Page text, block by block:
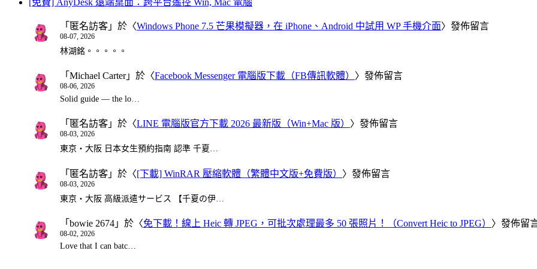
「 匿名訪客 」於〈Windows Phone 7.5 芒果模擬器，在 iPhone、Android 中試用 WP 手機介面〉發佈留言
08-07, 2026
林湖銘。。。。。
「 Michael Carter」於〈Facebook Messenger 電腦版下載（FB傳訊軟體） 〉發佈留言
08-06, 2026
Solid guide — the lo…
「 匿名訪客 」於〈LINE 電腦版官方下載 2026 最新版（Win+Mac 版） 〉發佈留言
08-03, 2026
東京・大阪 日本女生預約指南 認準 千夏…
「 匿名訪客 」於〈[下載] WinRAR 壓縮軟體（繁體中文版+免費版） 〉發佈留言
08-03, 2026
東京・大阪 高級派遣サービス 【千夏の伊…
「 bowie 2674 」於〈免下載！線上 Heic 轉 JPEG，可批次處理最多 50 張照片！（Convert Heic to JPEG） 〉發佈留
08-02, 2026
Love that I can batc…